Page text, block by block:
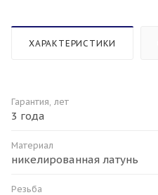
ХАРАКТЕРИСТИКИ
Гарантия, лет
3 года
Материал
никелированная латунь
Резьба